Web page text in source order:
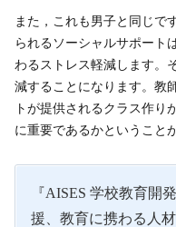
また，これも男子と同じで
られるソーシャルサポート
わるストレス軽減します。
減することになります。教
トが提供されるクラス作り
に重要であるかということ
『AISES 学校教育開
援、教育に携わる人